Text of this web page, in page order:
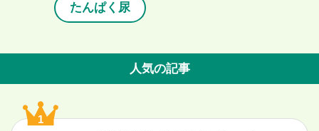
たんぱく尿
人気の記事
1